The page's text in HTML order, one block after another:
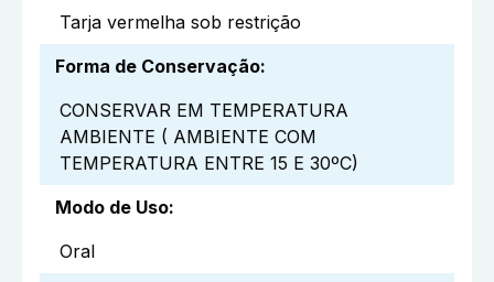
Tarja vermelha sob restrição
Forma de Conservação:
CONSERVAR EM TEMPERATURA
AMBIENTE ( AMBIENTE COM
TEMPERATURA ENTRE 15 E 30ºC)
Modo de Uso:
Oral